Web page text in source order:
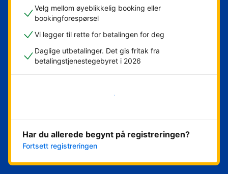
Velg mellom øyeblikkelig booking eller
bookingforespørsel
Vi legger til rette for betalingen for deg
Daglige utbetalinger. Det gis fritak fra
betalingstjenestegebyret i 2026
Kom i gang nå
Har du allerede begynt på registreringen?
Fortsett registreringen